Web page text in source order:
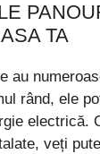
TA
au
rând, ele
electrică.
veți